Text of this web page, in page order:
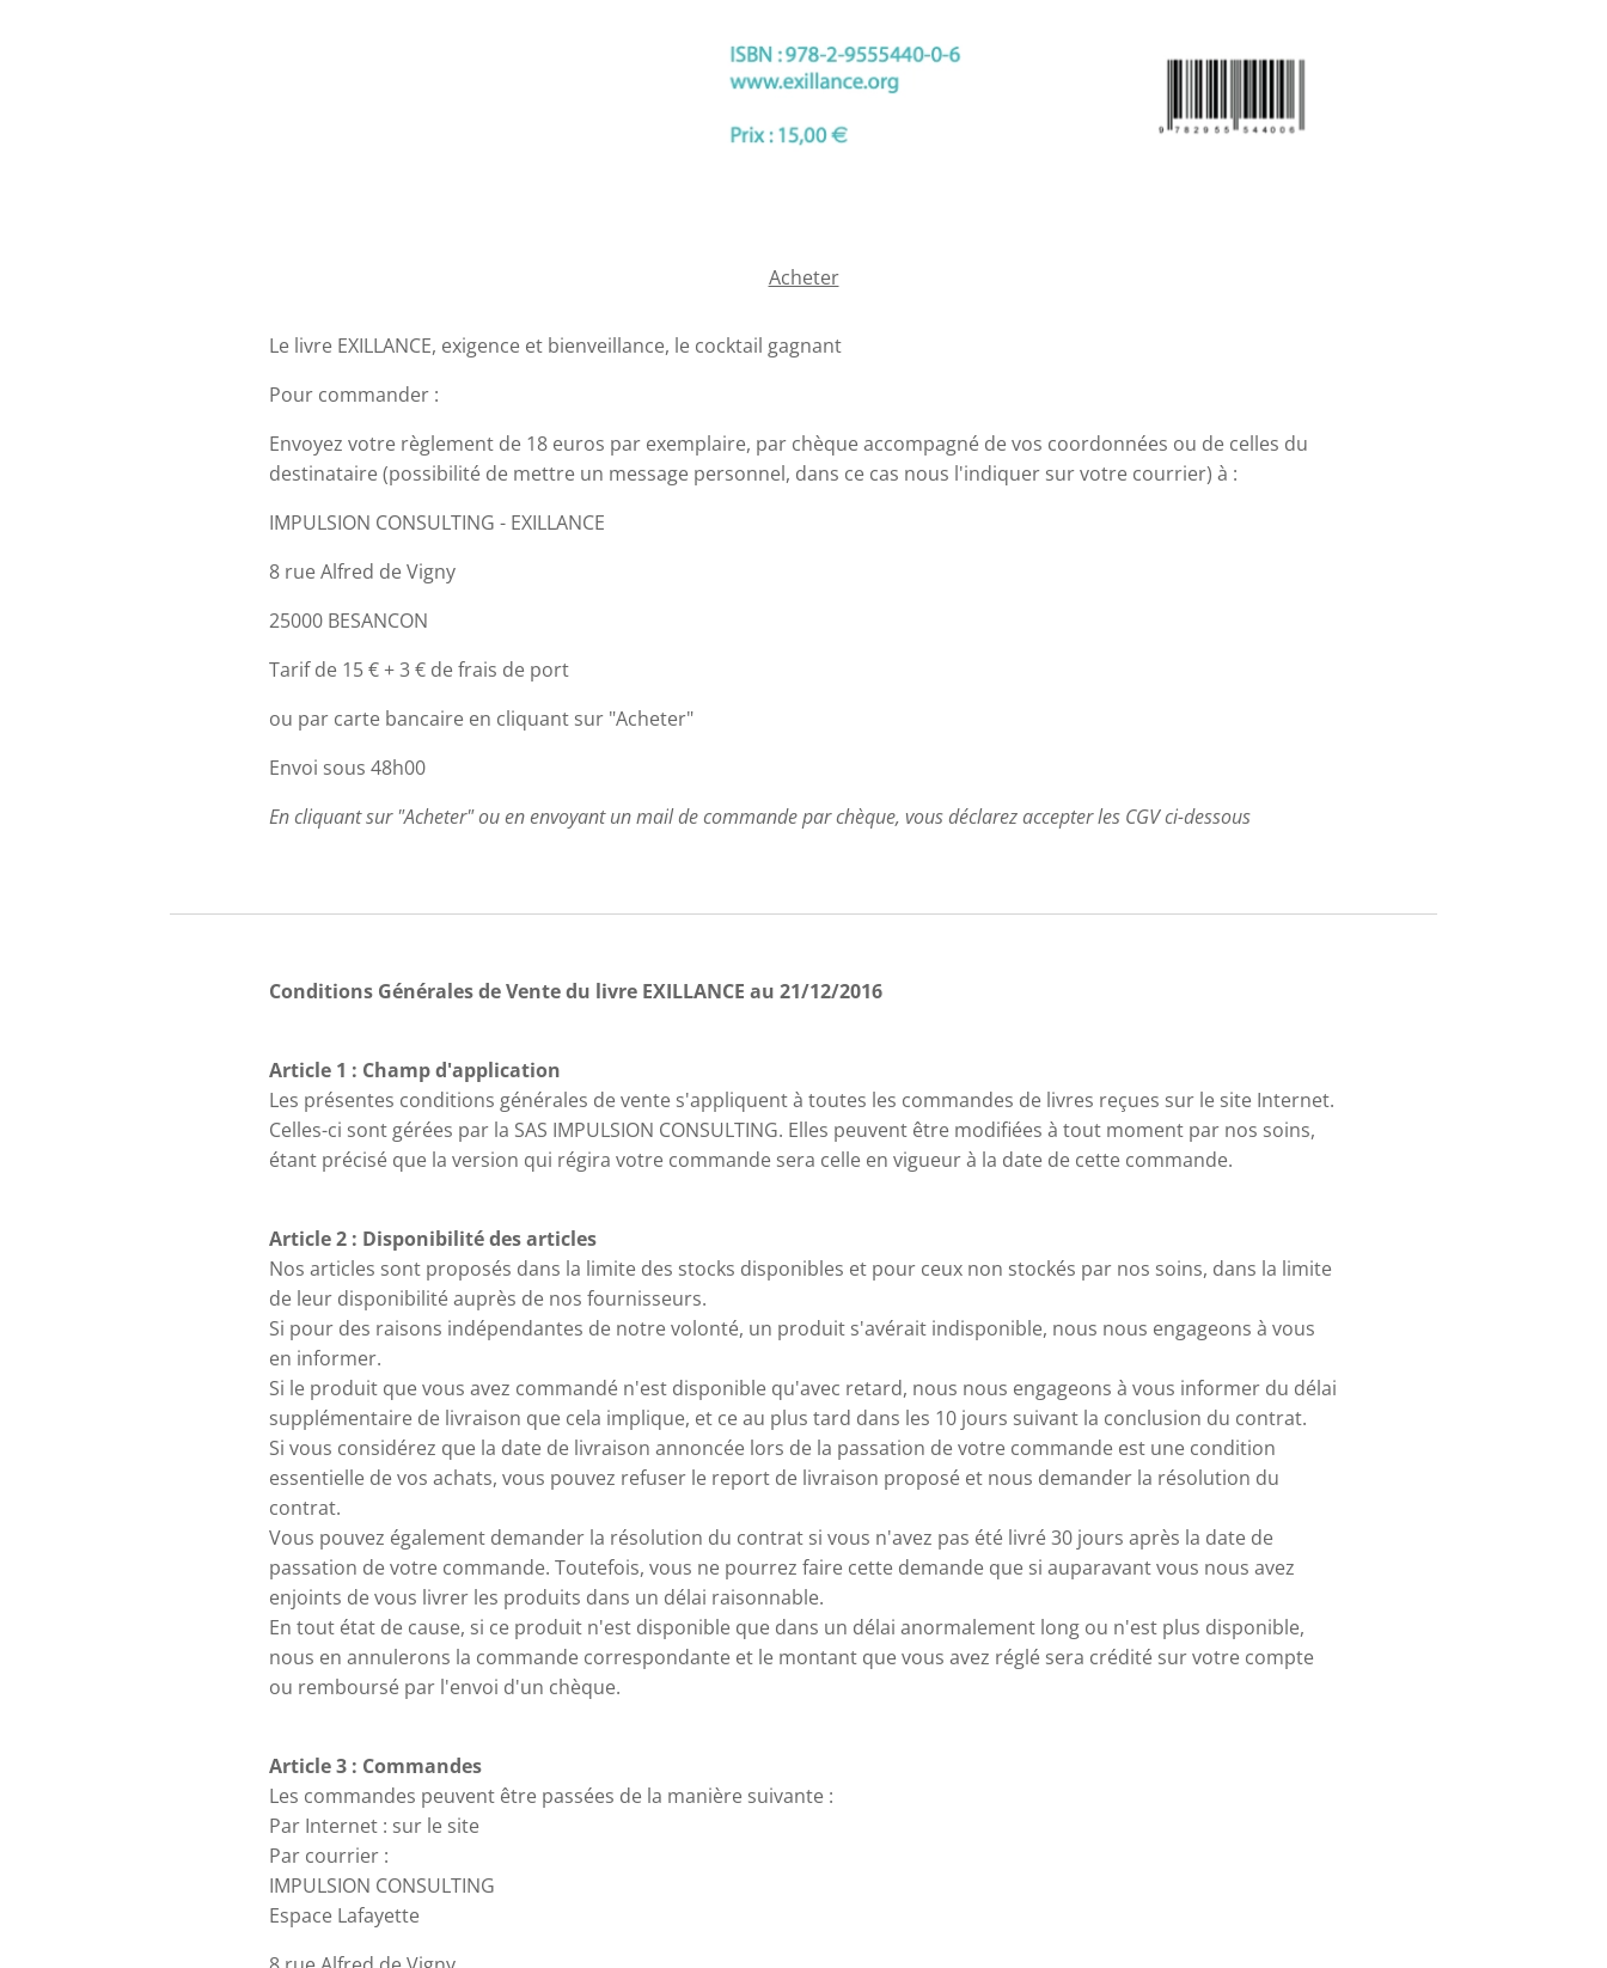
Acheter
Le livre EXILLANCE, exigence et bienveillance, le cocktail gagnant
Pour commander :
Envoyez votre règlement de 18 euros par exemplaire, par chèque accompagné de vos coordonnées ou de celles du
destinataire (possibilité de mettre un message personnel, dans ce cas nous l'indiquer sur votre courrier) à :
IMPULSION CONSULTING - EXILLANCE
8 rue Alfred de Vigny
25000 BESANCON
Tarif de 15 € + 3 € de frais de port
ou par carte bancaire en cliquant sur "Acheter"
Envoi sous 48h00
En cliquant sur "Acheter" ou en envoyant un mail de commande par chèque, vous déclarez accepter les CGV ci-dessous
Conditions Générales de Vente du livre EXILLANCE au 21/12/2016
Article 1 : Champ d'application
Les présentes conditions générales de vente s'appliquent à toutes les commandes de livres reçues sur le site Internet.
Celles-ci sont gérées par la SAS IMPULSION CONSULTING. Elles peuvent être modifiées à tout moment par nos soins,
étant précisé que la version qui régira votre commande sera celle en vigueur à la date de cette commande.
Article 2 : Disponibilité des articles
Nos articles sont proposés dans la limite des stocks disponibles et pour ceux non stockés par nos soins, dans la limite
de leur disponibilité auprès de nos fournisseurs.
Si pour des raisons indépendantes de notre volonté, un produit s'avérait indisponible, nous nous engageons à vous
en informer.
Si le produit que vous avez commandé n'est disponible qu'avec retard, nous nous engageons à vous informer du délai
supplémentaire de livraison que cela implique, et ce au plus tard dans les 10 jours suivant la conclusion du contrat.
Si vous considérez que la date de livraison annoncée lors de la passation de votre commande est une condition
essentielle de vos achats, vous pouvez refuser le report de livraison proposé et nous demander la résolution du
contrat.
Vous pouvez également demander la résolution du contrat si vous n'avez pas été livré 30 jours après la date de
passation de votre commande. Toutefois, vous ne pourrez faire cette demande que si auparavant vous nous avez
enjoints de vous livrer les produits dans un délai raisonnable.
En tout état de cause, si ce produit n'est disponible que dans un délai anormalement long ou n'est plus disponible,
nous en annulerons la commande correspondante et le montant que vous avez réglé sera crédité sur votre compte
ou remboursé par l'envoi d'un chèque.
Article 3 : Commandes
Les commandes peuvent être passées de la manière suivante :
Par Internet : sur le site
Par courrier :
IMPULSION CONSULTING
Espace Lafayette